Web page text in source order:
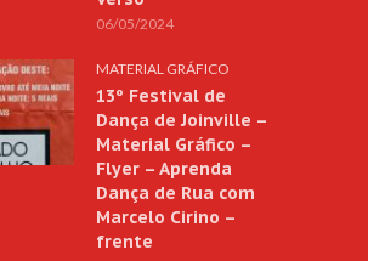
06/05/2024
MATERIAL GRÁFICO
13º Festival de
Dança de Joinville –
Material Gráfico –
Flyer – Aprenda
Dança de Rua com
Marcelo Cirino –
frente